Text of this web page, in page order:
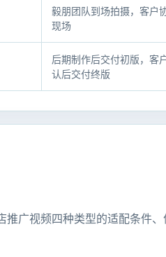
毅朋团队到场拍摄，客户
现场
后期制作后交付初版，客
认后交付终版
广视频四种类型的适配条件